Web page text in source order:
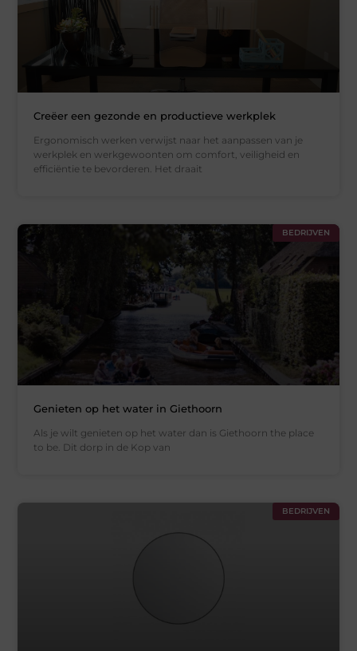
Creëer een gezonde en productieve werkplek
Ergonomisch werken verwijst naar het aanpassen van je
werkplek en werkgewoonten om comfort, veiligheid en
efficiëntie te bevorderen. Het draait
BEDRIJVEN
Genieten op het water in Giethoorn
Als je wilt genieten op het water dan is Giethoorn the place
to be. Dit dorp in de Kop van
BEDRIJVEN